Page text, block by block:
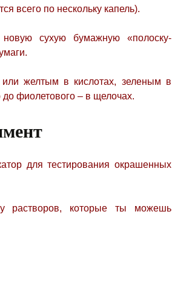
всего по нескольку капель).
сухую бумажную «полоску-
желтым в кислотах, зеленым в
до фиолетового – в щелочах.
для тестирования окрашенных
растворов, которые ты можешь